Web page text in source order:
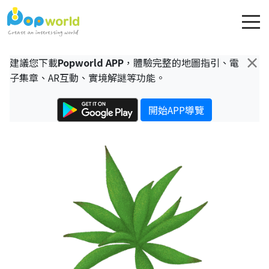
×
建議您下載Popworld APP ，體驗完整的地圖指引、電
子集章、AR互動、實境解謎等功能。
開始APP導覽